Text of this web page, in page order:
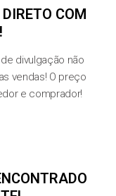
COM
divulgação não
vendas! O preço
e comprador!